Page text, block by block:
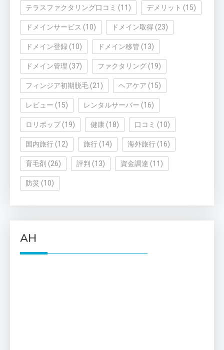
テラスファクタリング口コミ (11) デメリット (15)
ドメインサービス (10) ドメイン取得 (23)
ドメイン登録 (10) ドメイン移管 (13)
ドメイン管理 (37) ファクタリング (19)
フィンジア初期脱毛 (21) ヘアケア (15)
レビュー (15) レンタルサーバー (16)
ロリポップ(19) 健康 (18) 口コミ (10)
国内旅行 (12) 旅行 (14) 海外旅行 (16)
育毛剤 (26) 評判 (13) 資金調達 (11)
防災 (10)
AH